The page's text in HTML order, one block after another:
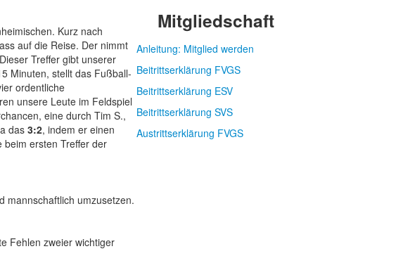
Kurz nach
auf die Reise. Der nimmt
Treffer gibt unserer
Minuten, stellt das Fußball-
ordentliche
unsere Leute im Feldspiel
eine durch Tim S.,
das 3:2, indem er einen
beim ersten Treffer der
mannschaftlich umzusetzen.
Fehlen zweier wichtiger
Mitgliedschaft
Anleitung: Mitglied werden
Beitrittserklärung FVGS
Beitrittserklärung ESV
Beitrittserklärung SVS
Austrittserklärung FVGS